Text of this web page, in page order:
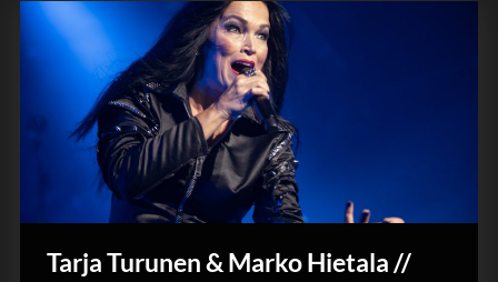
Tarja Turunen & Marko Hietala //